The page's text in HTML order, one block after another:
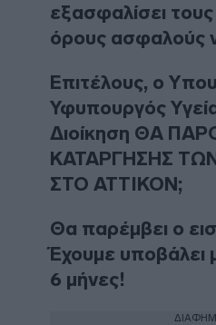
εξασφαλίσει τους
όρους ασφαλούς
Επιτέλους, ο
Υφυπουργός
Διοίκηση ΘΑ
ΚΑΤΑΡΓΗΣΗΣ
ΣΤΟ ΑΤΤΙΚΟΝ;
Θα παρέμβει ο
Έχουμε υποβάλει
6 μήνες!